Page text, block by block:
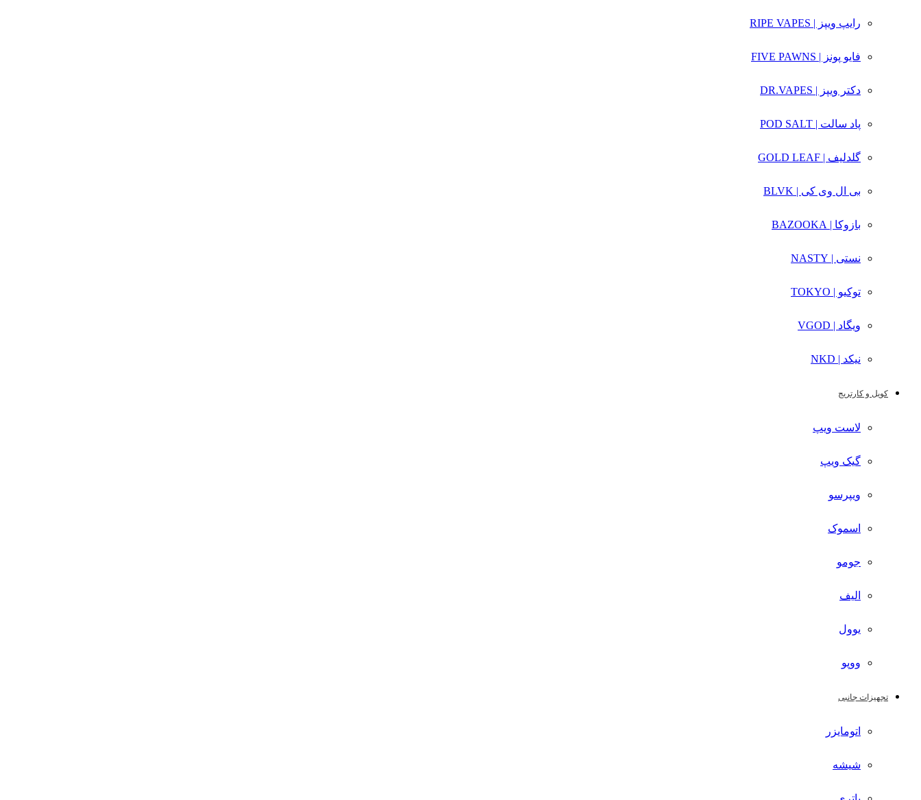
رایپ ویپز | RIPE VAPES
فایو پونز | FIVE PAWNS
دکتر ویپز | DR.VAPES
پاد سالت | POD SALT
گلدلیف | GOLD LEAF
بی ال وی کی | BLVK
بازوکا | BAZOOKA
نستی | NASTY
توکیو | TOKYO
ویگاد | VGOD
نیکد | NKD
کویل و کارتریج
لاست ویپ
گیک ویپ
ویپرسو
اسموک
جومو
الیف
یوول
ووپو
تجهیزات جانبی
اتومایزر
شیشه